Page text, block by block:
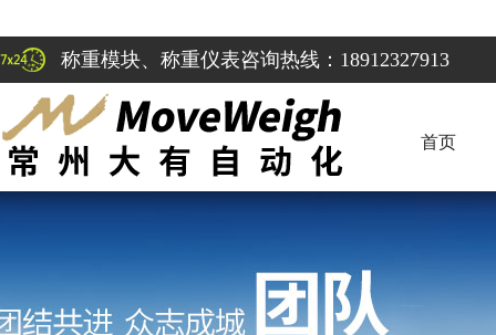
称重模块、称重仪表咨询热线：18912327913
首页